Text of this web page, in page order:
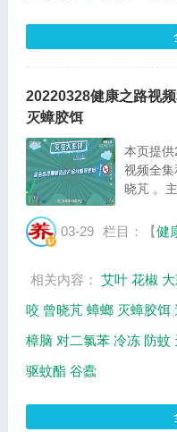
20220328健康之路视
灭蟑胶饵
本页提
视频全
晓芃 。
等相关内
03-29 栏目：【健
相关内容： 艾叶 花椒
咬 曾晓芃 蟑螂 灭蟑胶饵
樟脑 对二氯苯 冷冻 防蚊
驱蚊酯 谷蠹